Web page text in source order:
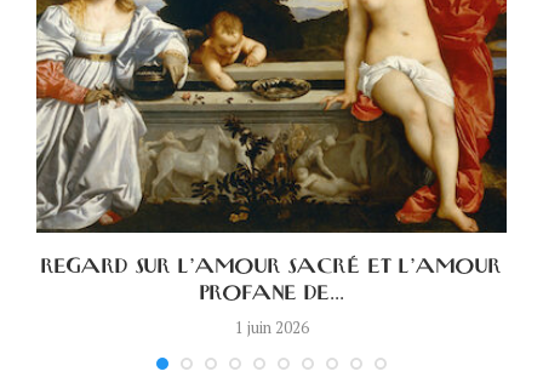
REGARD SUR L’AMOUR SACRÉ ET L’AMOUR
PROFANE DE...
1 juin 2026